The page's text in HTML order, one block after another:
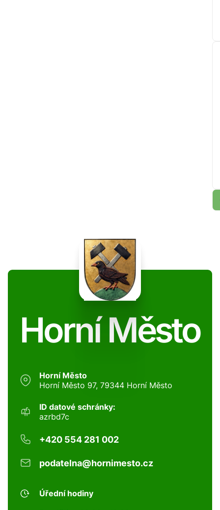
Horní Město
Horní Město
Horní Město 97, 79344 Horní Město
ID datové schránky:
azrbd7c
+420 554 281 002
podatelna@hornimesto.cz
Úřední hodiny